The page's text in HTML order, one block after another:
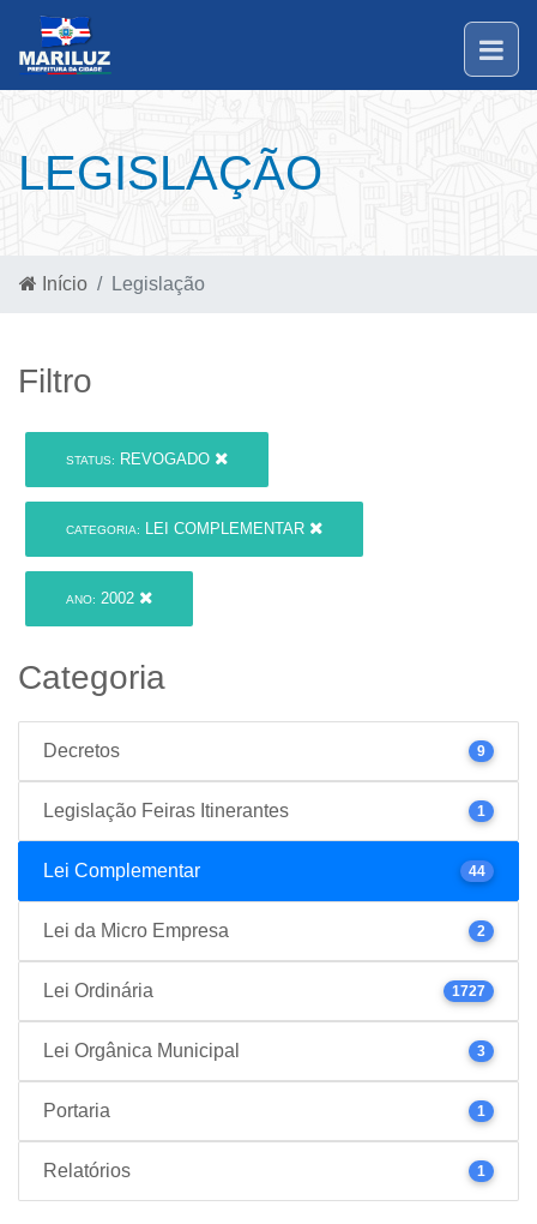
LEGISLAÇÃO
Início Legislação
Filtro
STATUS: REVOGADO
CATEGORIA: LEI COMPLEMENTAR
ANO: 2002
Categoria
Decretos 9
Legislação Feiras Itinerantes 1
Lei Complementar 44
Lei da Micro Empresa 2
Lei Ordinária 1727
Lei Orgânica Municipal 3
Portaria 1
Relatórios 1